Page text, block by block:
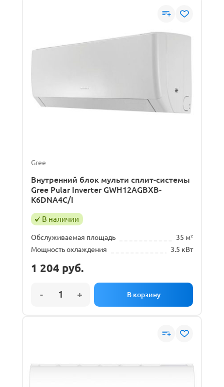
Gree
Внутренний блок мульти сплит-системы
Gree Pular Inverter GWH12AGBXB-
K6DNA4C/I
В наличии
Обслуживаемая площадь
35 м²
Мощность охлаждения
3.5 кВт
1 204 руб.